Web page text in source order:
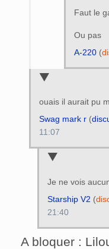
Faut le
Ou pas
A-220(
ouais il aurait pu
Swag mark r(
11:07
Je ne vois
Starship V2 (
21:40
A bloquer :